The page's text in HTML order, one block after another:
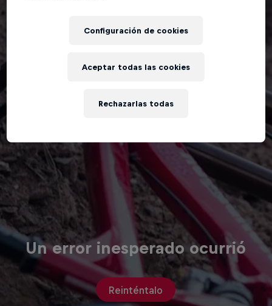
Un error inesperado ocurrió
Reinténtalo
Configuración de cookies
Rechazarlas todas
Aceptar todas las cookies